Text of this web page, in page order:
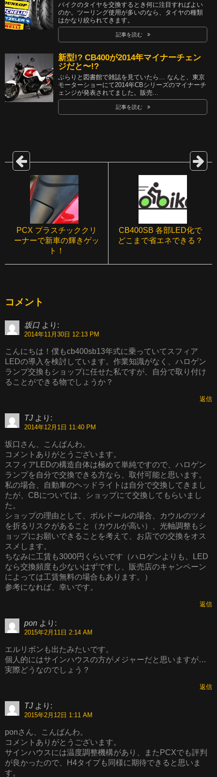
バイクのタイヤを交換するとき何に注目すればよい
のか。ツーリング使用が多いのなら、タイヤの種類
はかなり絞られてきます。
記事を読む
新型!? CB400が2014年マイナーチェン
ジだと〜!?
ぶらりと図書館で雑誌を見ていたら… なんと、東京
モーターショーにて2014年CBシリーズのマイナーチ
ェンジが発表されてました。販売...
記事を読む
PCX プラスチッククリ
ーナーで新車の輝きゲッ
ト！
CB400SB 各部LED化で
どこまで省エネできる？
コメント
坂口 より:
2014年11月30日 12:13 PM
こんにちは！僕もcb400sb13年式に乗っていてスフィア
LEDの導入を検討しています。作業知識がなく、ハロゲン
ランプ交換もショップに任せた私ですが、自分で取り付け
ることができる物でしょうか？
返信
TJ より:
2014年12月1日 11:40 PM
坂口さん、こんばんわ。
コメントありがとうございます。
スフィアLEDの構造自体は極めて単純ですので、ハロゲン
ランプを自分で交換できる方なら、取付可能と思います。
私の場合、自動車のヘッドライトは自分で交換してきまし
たが、CBについては、ショップにて交換してもらいまし
た。
ショップの理由として、ボルドールの場合、カウルのツメ
を折るリスクがあること（カウルが高い）、光軸調整もシ
ョップにお願いできることを考えて、お店での交換をオス
スメします。
ちなみに工賃も3000円くらいです（ハロゲンよりも、LED
なら交換頻度も少ないはずですし、販売店のキャンペーン
によっては工賃無料の場合もあります。）
参考になれば、幸いです。
返信
pon より:
2015年2月11日 2:14 AM
エルリボンも出たみたいです。
個人的にはサインハウスの方がメジャーだと思いますが…
実際どうなのでしょう？
返信
TJ より:
2015年2月12日 1:11 AM
ponさん、こんばんわ。
コメントありがとうございます。
サインハウスには温度調整機構があり、またPCXでも評判
が良かったので、H4タイプも同様に期待できると思いま
す。